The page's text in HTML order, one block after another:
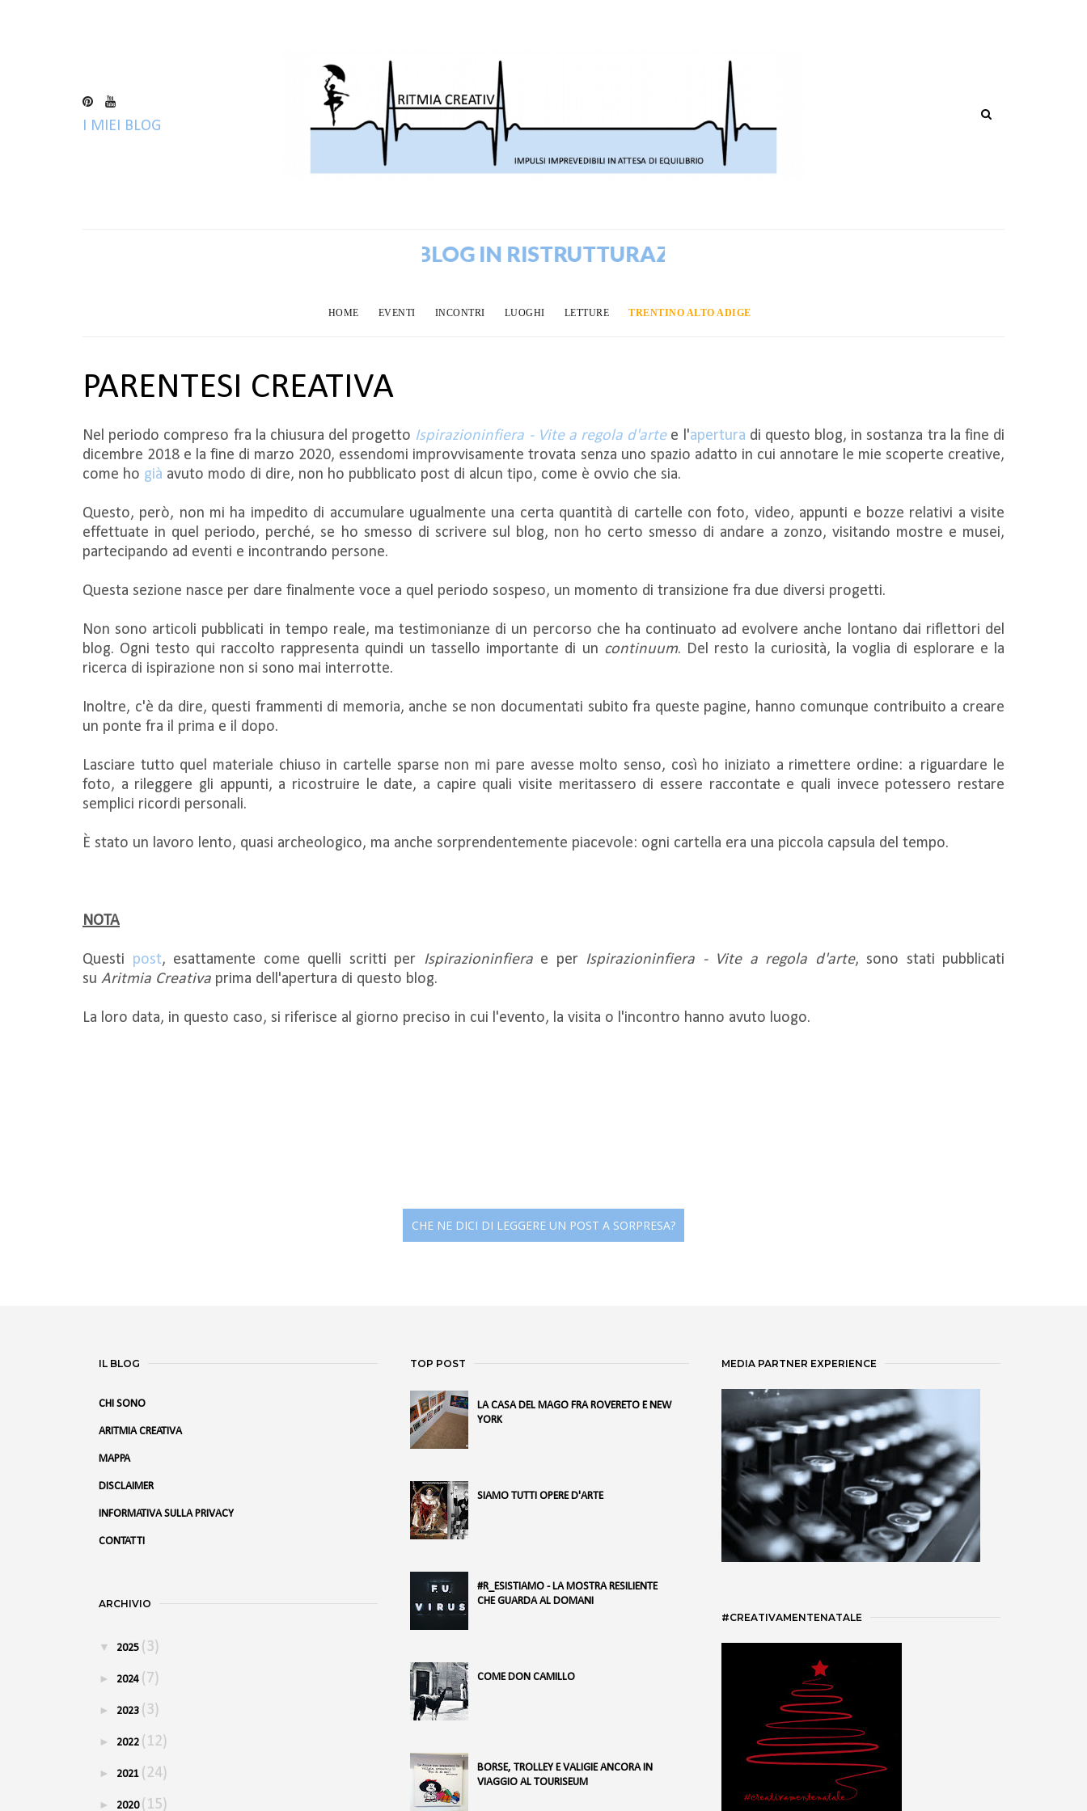
I MIEI BLOG
BLOG IN RISTRUTTURAZIONE! VECCHI POST IN CORSO DI
HOME EVENTI INCONTRI LUOGHI LETTURE TRENTINO ALTO ADIGE
PARENTESI CREATIVA
Nel periodo compreso fra la chiusura del progetto Ispirazioninfiera - Vite a regola d'artee l'apertura di questo blog, in sostanza tra la fine di
dicembre 2018 e la fine di marzo 2020, essendomi improvvisamente trovata senza uno spazio adatto in cui annotare le mie scoperte creative,
come ho già avuto modo di dire, non ho pubblicato post di alcun tipo, come è ovvio che sia.
Questo, però, non mi ha impedito di accumulare ugualmente una certa quantità di cartelle con foto, video, appunti e bozze relativi a visite
effettuate in quel periodo, perché, se ho smesso di scrivere sul blog, non ho certo smesso di andare a zonzo, visitando mostre e musei,
partecipando ad eventi e incontrando persone.
Questa sezione nasce per dare finalmente voce a quel periodo sospeso, un momento di transizione fra due diversi progetti.
Non sono articoli pubblicati in tempo reale, ma testimonianze di un percorso che ha continuato ad evolvere anche lontano dai riflettori del
blog. Ogni testo qui raccolto rappresenta quindi un tassello importante di un continuum. Del resto la curiosità, la voglia di esplorare e la
ricerca di ispirazione non si sono mai interrotte.
Inoltre, c'è da dire, questi frammenti di memoria, anche se non documentati subito fra queste pagine, hanno comunque contribuito a creare
un ponte fra il prima e il dopo.
Lasciare tutto quel materiale chiuso in cartelle sparse non mi pare avesse molto senso, così ho iniziato a rimettere ordine: a riguardare le
foto, a rileggere gli appunti, a ricostruire le date, a capire quali visite meritassero di essere raccontate e quali invece potessero restare
semplici ricordi personali.
È stato un lavoro lento, quasi archeologico, ma anche sorprendentemente piacevole: ogni cartella era una piccola capsula del tempo.
NOTA
Questi post, esattamente come quelli scritti per Ispirazioninfierae per Ispirazioninfiera - Vite a regola d'arte, sono stati pubblicati
su Aritmia Creativa prima dell'apertura di questo blog.
La loro data, in questo caso, si riferisce al giorno preciso in cui l'evento, la visita o l'incontro hanno avuto luogo.
CHE NE DICI DI LEGGERE UN POST A SORPRESA?
IL BLOG
CHI SONO
ARITMIA CREATIVA
MAPPA
DISCLAIMER
INFORMATIVA SULLA PRIVACY
CONTATTI
ARCHIVIO
▼ 2025 (3)
► 2024 (7)
► 2023 (3)
► 2022 (12)
► 2021 (24)
► 2020 (15)
TOP POST
LA CASA DEL MAGO FRA ROVERETO E NEW
YORK
SIAMO TUTTI OPERE D'ARTE
#R_ESISTIAMO - LA MOSTRA RESILIENTE
CHE GUARDA AL DOMANI
COME DON CAMILLO
BORSE, TROLLEY E VALIGIE ANCORA IN
VIAGGIO AL TOURISEUM
MEDIA PARTNER EXPERIENCE
#CREATIVAMENTENATALE